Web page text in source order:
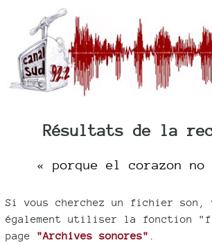
Résultats de la
« porque el corazon no
Si vous cherchez un fichier son,
également utiliser la fonction
page "Archives sonores"